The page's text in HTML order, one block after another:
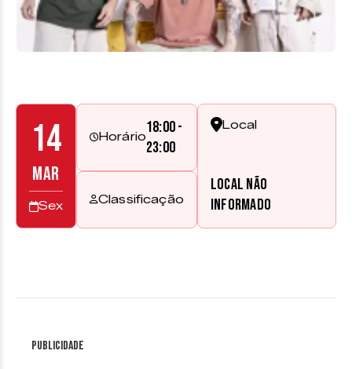
14
MAR
Sex
Horário
18:00 -
23:00
Classificação
Local
Local não
informado
Publicidade